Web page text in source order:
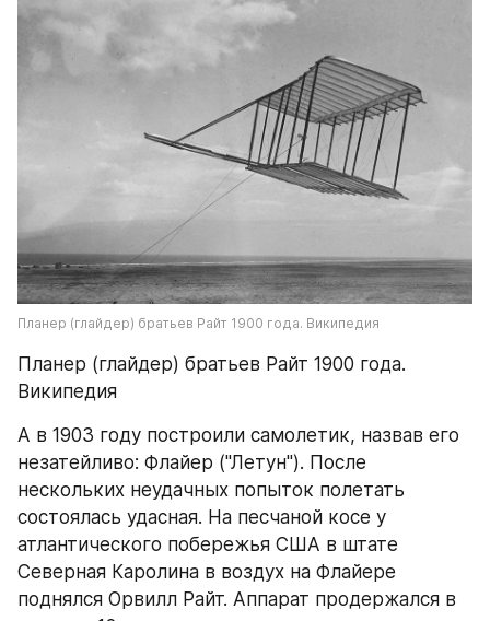
Планер (глайдер) братьев Райт 1900 года. Википедия
Планер (глайдер) братьев Райт 1900 года.
Википедия
А в 1903 году построили самолетик, назвав его
незатейливо: Флайер ("Летун"). После
нескольких неудачных попыток полетать
состоялась удасная. На песчаной косе у
атлантического побережья США в штате
Северная Каролина в воздух на Флайере
поднялся Орвилл Райт. Аппарат продержался в